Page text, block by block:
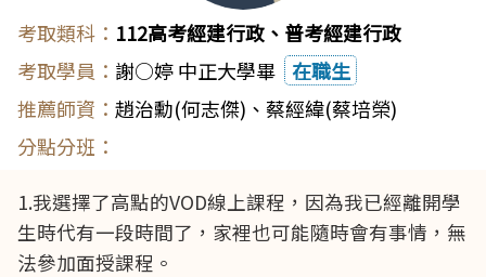
112高考經建行政、普考經建行政
謝○婷 中正大學畢 在職生
趙治勳(何志傑) 、 蔡經緯(蔡培榮)
1.我選擇了高點的VOD線上課程，因為我已經離開學
生時代有一段時間了，家裡也可能隨時會有事情，無
法參加面授課程。